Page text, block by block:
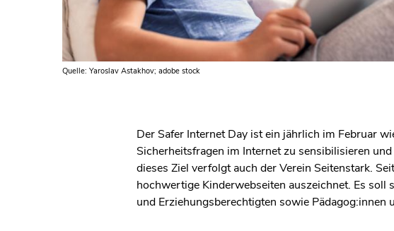
Quelle: Yaroslav Astakhov; adobe stock
Der Safer Internet Day ist ein jährlich im Februar
Sicherheitsfragen im Internet zu sensibilisieren
dieses Ziel verfolgt auch der Verein Seitenstark.
hochwertige Kinderwebseiten auszeichnet. Es
und Erziehungsberechtigten sowie Pädagog:innen